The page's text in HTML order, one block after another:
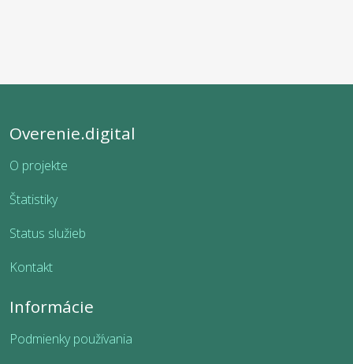
Overenie.digital
O projekte
Štatistiky
Status služieb
Kontakt
Informácie
Podmienky používania